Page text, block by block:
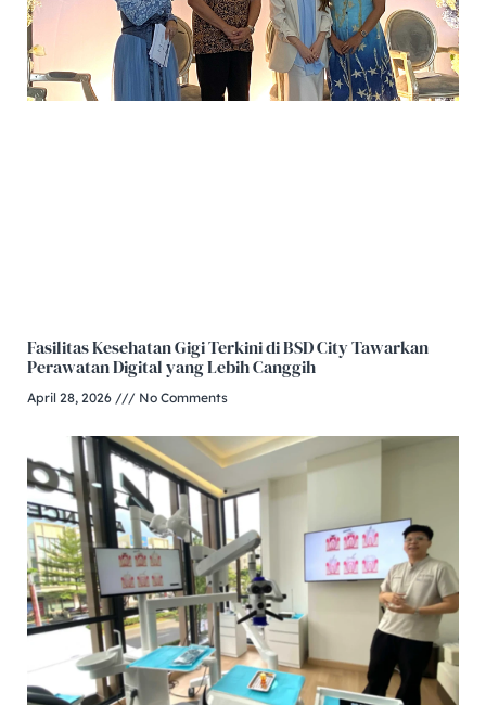
Fasilitas Kesehatan Gigi Terkini di BSD City Tawarkan
Perawatan Digital yang Lebih Canggih
April 28, 2026 No Comments